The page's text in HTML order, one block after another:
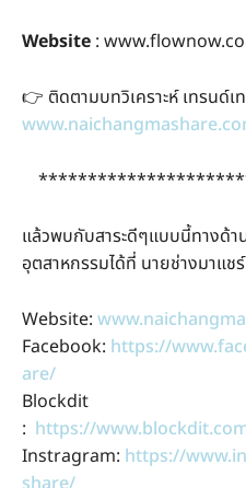
Website :
👉 ติดตามบทวิเคราะห์ เทรนด์เ
แล้วพบกับสาระดีๆแบบนี้ทางด้า
อุตสาหกรรมได้ที่ นายช่างมาแช
Website:
Facebook: https://
are/
Blockdit
: https://
Instragram: https://